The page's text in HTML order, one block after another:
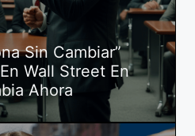
Sin Cambiar”
Wall Street En
Ahora